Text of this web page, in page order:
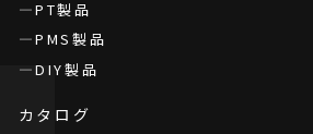
PT製品
PMS製品
DIY製品
カタログ